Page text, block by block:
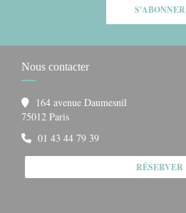
S'ABONNER
Nous contacter
164 avenue Daumesnil
75012 Paris((ouvre une nouvelle fenêtre))
01 43 44 79 39
RÉSERVER